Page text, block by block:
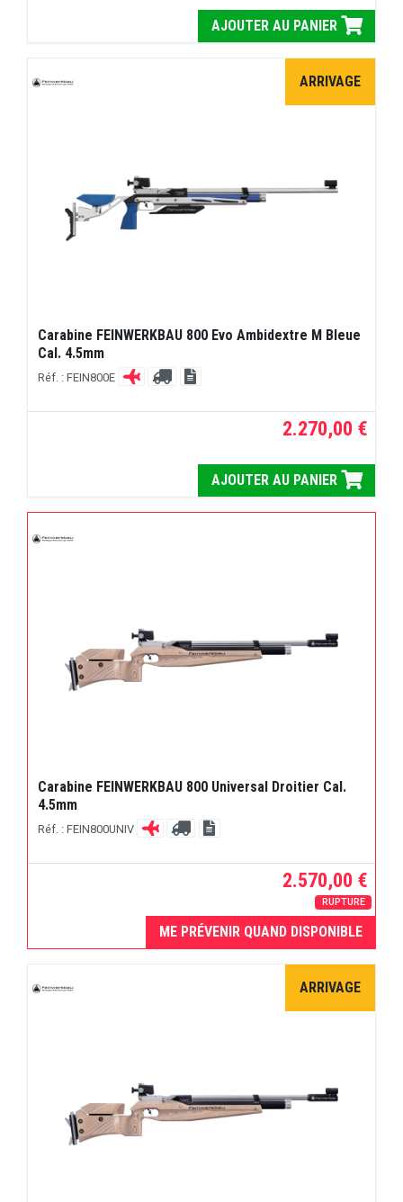
AJOUTER AU PANIER
ARRIVAGE
Carabine FEINWERKBAU 800 Evo Ambidextre M Bleue
Cal. 4.5mm
Réf. : FEIN800E
2.270,00 €
AJOUTER AU PANIER
Carabine FEINWERKBAU 800 Universal Droitier Cal.
4.5mm
Réf. : FEIN800UNIV
2.570,00 €
RUPTURE
ME PRÉVENIR QUAND DISPONIBLE
ARRIVAGE